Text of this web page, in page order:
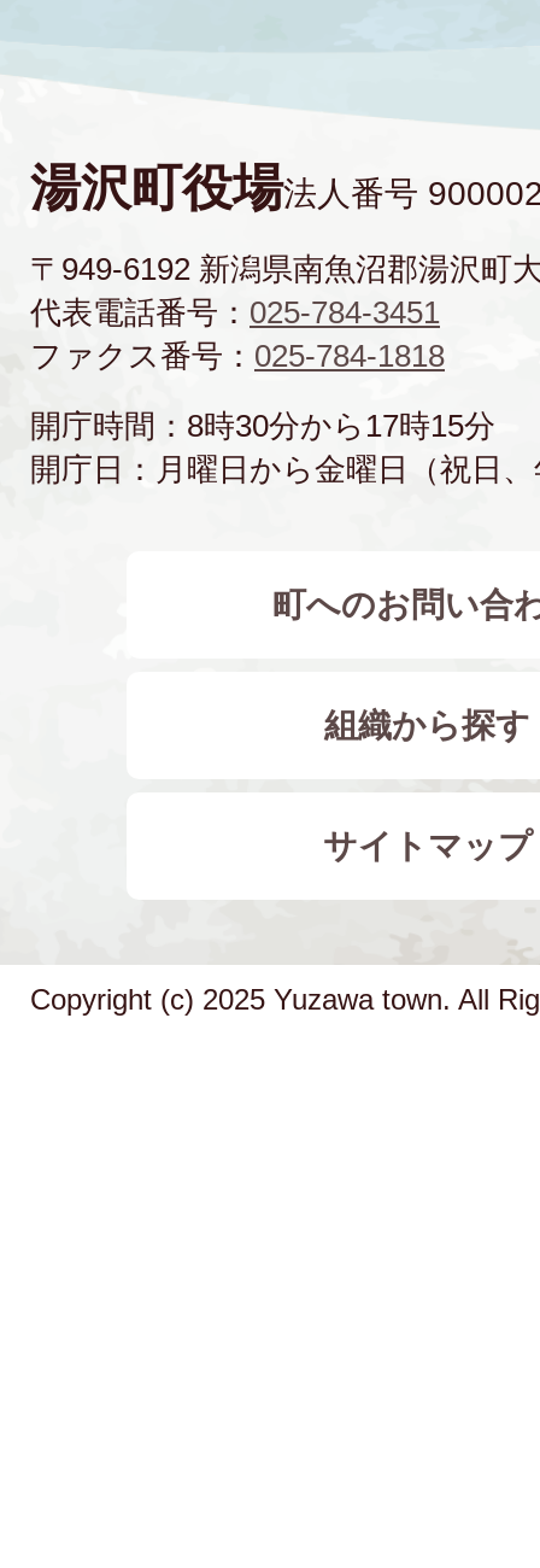
湯沢町役場法人番号
〒949-6192 新潟県南魚沼郡湯沢町
代表電話番号： 025-784-3451
ファクス番号： 025-784-1818
開庁時間：8時30分から17時15分
開庁日：月曜日から金曜日（祝日
町へのお問い合
組織から探す
サイトマップ
Copyright (c) 2025 Yuzawa town. All